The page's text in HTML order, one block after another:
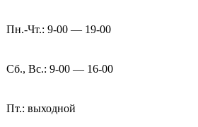
Пн.-Чт.: 9-00 — 19-00
Сб., Вс.: 9-00 — 16-00
Пт.: выходной